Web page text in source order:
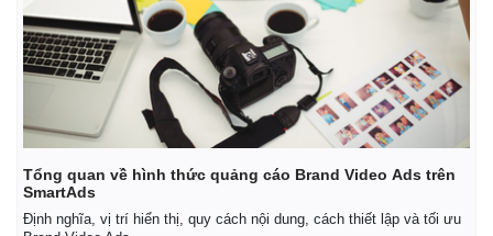
Tổng quan về hình thức quảng cáo Brand Video Ads trên
SmartAds
Định nghĩa, vị trí hiển thị, quy cách nội dung, cách thiết lập và tối ưu